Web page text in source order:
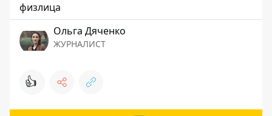
физлица
Ольга Дяченко
ЖУРНАЛИСТ
👍